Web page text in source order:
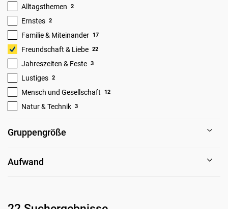
Alltagsthemen 2
Ernstes 2
Familie & Miteinander 17
Freundschaft & Liebe 22
Jahreszeiten & Feste 3
Lustiges 2
Mensch und Gesellschaft 12
Natur & Technik 3
Gruppengröße
Aufwand